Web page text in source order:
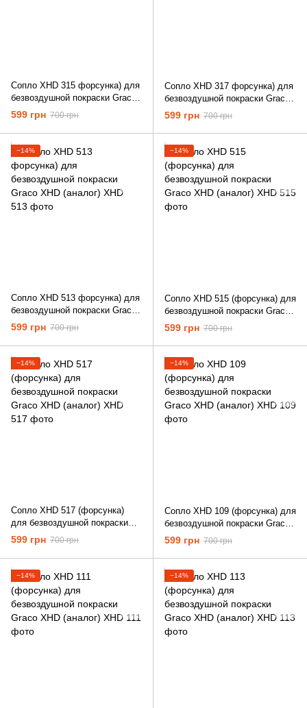
Сопло XHD 315 форсунка) для
безвоздушной покраски Graco
XHD (аналог)
599 грн 700 грн
Сопло XHD 317 форсунка) для
безвоздушной покраски Graco
XHD (аналог)
599 грн 700 грн
−14%
Сопло XHD 513 форсунка) для
безвоздушной покраски Graco
XHD (аналог)
599 грн 700 грн
−14%
Сопло XHD 515 (форсунка) для
безвоздушной покраски Graco
XHD (аналог)
599 грн 700 грн
−14%
Сопло XHD 517 (форсунка)
для безвоздушной покраски
Graco XHD (аналог)
599 грн 700 грн
−14%
Сопло XHD 109 (форсунка) для
безвоздушной покраски Graco
XHD (аналог)
599 грн 700 грн
−14% −14%